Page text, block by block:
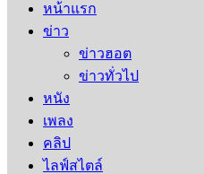
หน้าแรก
ข่าว
ข่าวฮอต
ข่าวทั่วไป
หนัง
เพลง
คลิป
ไลฟ์สไตล์